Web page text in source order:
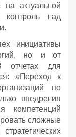
актуальной
контроль над
инициативы
но и от
отчетах для
«Переход к
по
внедрения
компетенций
сложные